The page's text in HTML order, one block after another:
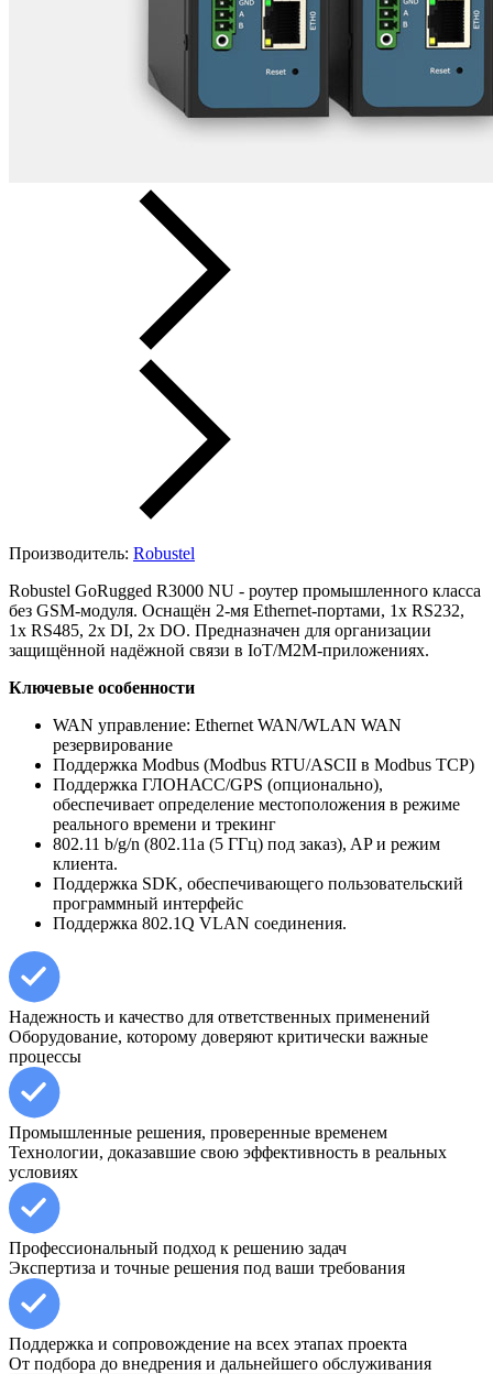
Производитель: Robustel
Robustel GoRugged R3000 NU - роутер промышленного класса
без GSM-модуля. Оснащён 2-мя Ethernet-портами, 1х RS232,
1х RS485, 2х DI, 2х DO. Предназначен для организации
защищённой надёжной связи в IoT/M2M-приложениях.
Ключевые особенности
WAN управление: Ethernet WAN/WLAN WAN
резервирование
Поддержка Modbus (Modbus RTU/ASCII в Modbus TCP)
Поддержка ГЛОНАСС/GPS (опционально),
обеспечивает определение местоположения в режиме
реального времени и трекинг
802.11 b/g/n (802.11a (5 ГГц) под заказ), AP и режим
клиента.
Поддержка SDK, обеспечивающего пользовательский
программный интерфейс
Поддержка 802.1Q VLAN соединения.
Надежность и качество для ответственных применений
Оборудование, которому доверяют критически важные
процессы
Промышленные решения, проверенные временем
Технологии, доказавшие свою эффективность в реальных
условиях
Профессиональный подход к решению задач
Экспертиза и точные решения под ваши требования
Поддержка и сопровождение на всех этапах проекта
От подбора до внедрения и дальнейшего обслуживания